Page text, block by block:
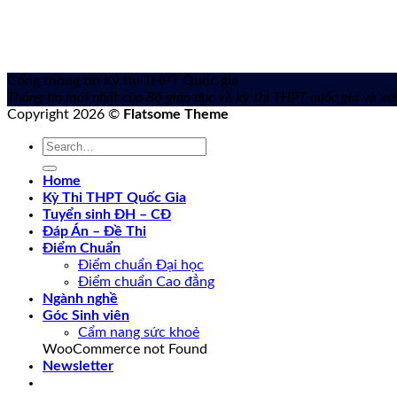
Cổng thông tin Kỳ thi THPT Quốc gia
Thông tin mới nhất của Bộ giáo dục về kỳ thi THPT quốc gia và
Copyright 2026 © Flatsome Theme
Home
Kỳ Thi THPT Quốc Gia
Tuyển sinh ĐH – CĐ
Đáp Án – Đề Thi
Điểm Chuẩn
Điểm chuẩn Đại học
Điểm chuẩn Cao đẳng
Ngành nghề
Góc Sinh viên
Cẩm nang sức khoẻ
WooCommerce not Found
Newsletter